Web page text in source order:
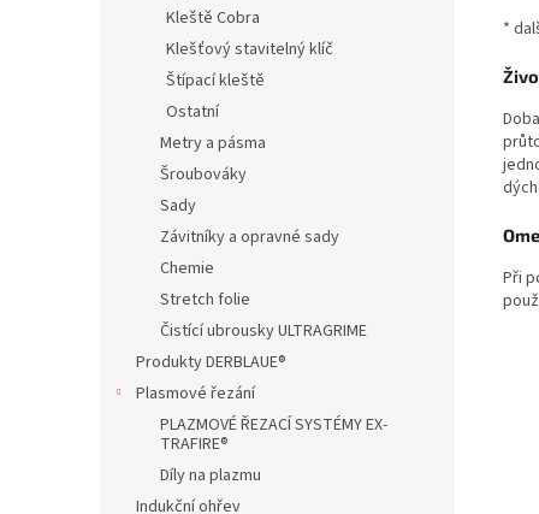
Kleště Cobra
Klešťový stavitelný klíč
Štípací kleště
Ostatní
Metry a pásma
Šroubováky
Sady
Závitníky a opravné sady
Chemie
Stretch folie
Čistící ubrousky ULTRAGRIME
Produkty DERBLAUE®
Plasmové řezání
PLAZMOVÉ ŘEZACÍ SYSTÉMY EX-
TRAFIRE®
Díly na plazmu
Indukční ohřev
*
Při